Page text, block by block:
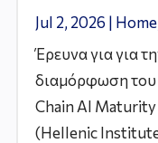
Jul 2, 2026 | Home
Έρευνα για για
διαμόρφωση
Chain AI
(Hellenic